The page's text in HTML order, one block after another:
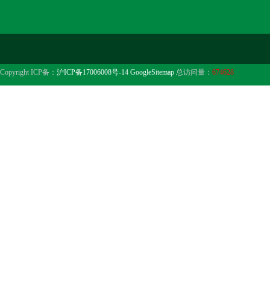
Copyright ICP备： 沪ICP备17006008号-14 GoogleSitemap 总访问量： 674628